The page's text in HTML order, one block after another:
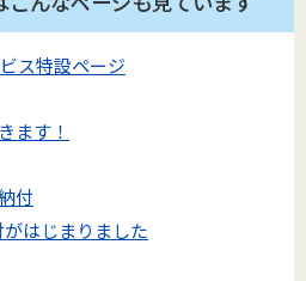
ス特設ページ
ます！
付
はじまりました